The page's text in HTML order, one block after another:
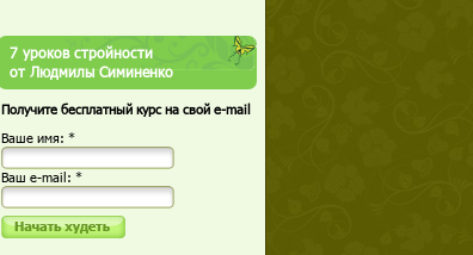
7 уроков стройности
от Людмилы Симиненко
Получите бесплатный курс на свой e-mail
Ваше имя: *
Ваш е-mail: *